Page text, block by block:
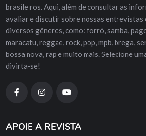
brasileiros. Aqui, além de consultar as
avaliar e discutir sobre nossas entrevistas
diversos gêneros, como: forró, samba,
maracatu, reggae, rock, pop, mpb, brega,
bossa nova, rap e muito mais. Selecione
divirta-se!
APOIE A REVISTA